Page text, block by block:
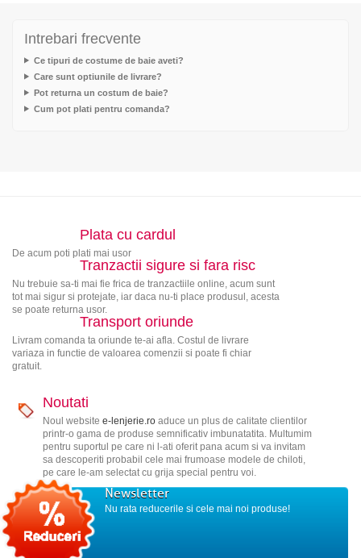
Intrebari frecvente
Ce tipuri de costume de baie aveti?
Care sunt optiunile de livrare?
Pot returna un costum de baie?
Cum pot plati pentru comanda?
Plata cu cardul
De acum poti plati mai usor
Tranzactii sigure si fara risc
Nu trebuie sa-ti mai fie frica de tranzactiile online, acum sunt
tot mai sigur si protejate, iar daca nu-ti place produsul, acesta
se poate returna usor.
Transport oriunde
Livram comanda ta oriunde te-ai afla. Costul de livrare
variaza in functie de valoarea comenzii si poate fi chiar
gratuit.
Noutati
Noul website e-lenjerie.roaduce un plus de calitate clientilor
printr-o gama de produse semnificativ imbunatatita. Multumim
pentru suportul pe care ni l-ati oferit pana acum si va invitam
sa descoperiti probabil cele mai frumoase modele de chiloti,
pe care le-am selectat cu grija special pentru voi.
Newsletter
Nu rata reducerile si cele mai noi produse!